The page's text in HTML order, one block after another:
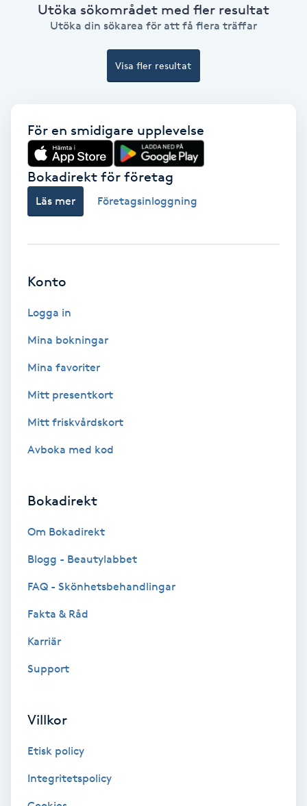
Fransförlängning
Fransförlängning Megavolym
Fransförlängning Volym
Fransrengöring
Friskvård
Friskvårdsmassage
Föning
Gel naglar
Gelenaglar
Gellack med förstärkning
Gravidyoga
Utöka sökområdet med fler resultat
Utöka din sökarea för att få flera träffar
Visa fler resultat
För en smidigare upplevelse
Bokadirekt för företag
Läs mer Företagsinloggning
Konto
Logga in
Mina bokningar
Mina favoriter
Mitt presentkort
Mitt friskvårdskort
Avboka med kod
Bokadirekt
Om Bokadirekt
Blogg - Beautylabbet
FAQ - Skönhetsbehandlingar
Fakta & Råd
Karriär
Support
Villkor
Etisk policy
Integritetspolicy